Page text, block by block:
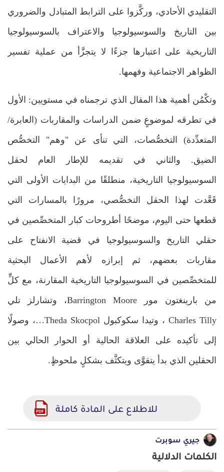
التقليدي الأحادي، وركَّزوا على الترابط المتبادل والضروري
بين التاريخ والسوسيولوجيا والاعتراف بالسوسيولوجيا
التاريخية على اعتبارها جزءًا لا يتجزَّأ من عملية تفسير
الظواهر الاجتماعية وفهمها.
وتكْمُن أهمية هذا المقال الذي ترجمناه في مستويين: الأول
في تطرقه لموضوعٍ ضمن الدراسات والمقاربات (العابرة/
المتعدِّدة) التخصُّصات، التي تنأى عن "وهم" التخصُّص
الضيق. والثاني في تقديمه للإطار العام لحقل
السوسيولوجيا التاريخية، منطلقًا من البدايات الأولى التي
قَعَّدت لهذا الحقل التخصُّصي، مرورًا بالمسارات التي
قطعها حتى اليوم، موضحًا أطروحات كبار المتخصِّصين في
حقلي التاريخ والسوسيولوجيا في قضية الانفتاح على
مقاربات بعضهم، ثم إبرازه لأهم الأعمال البحثية
للمتخصِّصين في السوسيولوجيا التاريخية المقارنة، مع كلٍّ
من بارينغتون مور Barrington Moore، وتشارلز تلي
Charles Tilly ، وتيدا سكوكبول Theda Skocpol…، وصولًا
إلى تأكيده على العلاقة الحالية أو الحوار الحالي بين
الحقلين الذي بدأ يتقوَّى ويتكثَّف بشكلٍ ملحوظٍ.
للاطلاع على المادة كاملة
جيري سوبرت
الكلمات الدلالية